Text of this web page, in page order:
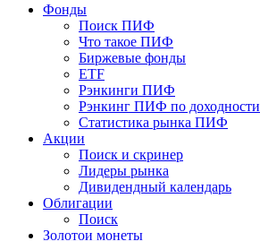
Фонды
Поиск ПИФ
Что такое ПИФ
Биржевые фонды
ETF
Рэнкинги ПИФ
Рэнкинг ПИФ по доходности
Статистика рынка ПИФ
Акции
Поиск и скринер
Лидеры рынка
Дивидендный календарь
Облигации
Поиск
Золотои монеты